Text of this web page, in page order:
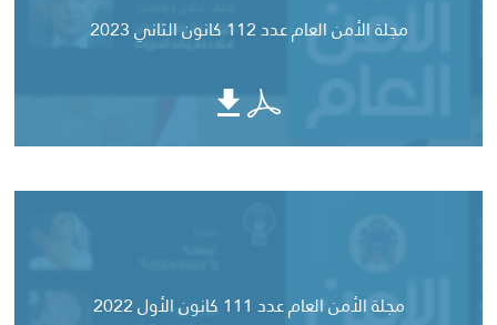
مجلة الأمن العام عدد 112 كانون الثاني 2023
مجلة الأمن العام عدد 111 كانون الأول 2022